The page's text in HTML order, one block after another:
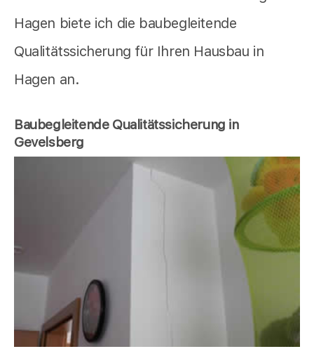
Hagen biete ich die baubegleitende
Qualitätssicherung für Ihren Hausbau in
Hagen an.
Baubegleitende Qualitätssicherung in
Gevelsberg